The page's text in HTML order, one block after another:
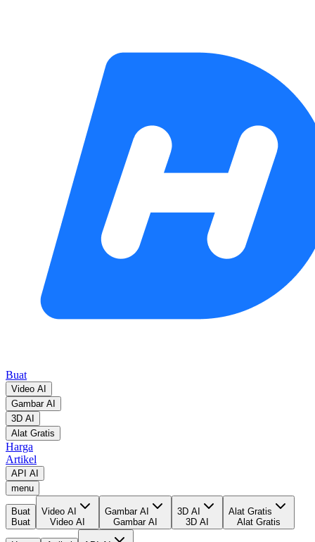
Buat
Video AI
Gambar AI
3D AI
Alat Gratis
Harga
Artikel
API AI
menu
Buat
Buat
Video AI
Video AI
Gambar AI
Gambar AI
3D AI
3D AI
Alat Gratis
Alat Gratis